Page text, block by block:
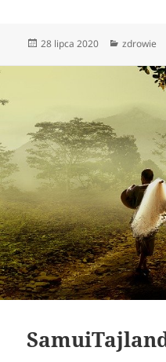
Data
28 lipca 2020 Kategorie
zdrowie